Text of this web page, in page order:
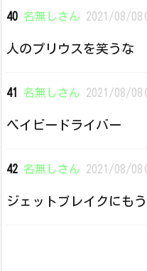
40 名無しさん 2021/08/
人のプリウスを笑うな
41 名無しさん 2021/08/
ベイビードライバー
42 名無しさん 2021/08/
ジェットブレイクにも